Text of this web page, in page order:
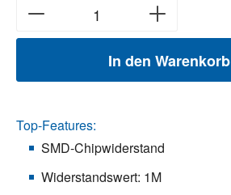
In den Warenkorb
Top-Features:
SMD-Chipwiderstand
Widerstandswert: 1M